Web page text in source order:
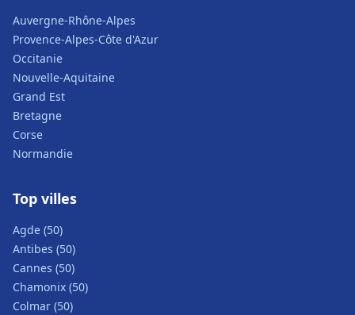
Auvergne-Rhône-Alpes
Provence-Alpes-Côte d'Azur
Occitanie
Nouvelle-Aquitaine
Grand Est
Bretagne
Corse
Normandie
Top villes
Agde (50)
Antibes (50)
Cannes (50)
Chamonix (50)
Colmar (50)